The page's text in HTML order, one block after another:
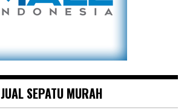
JUAL SEPATU MURAH